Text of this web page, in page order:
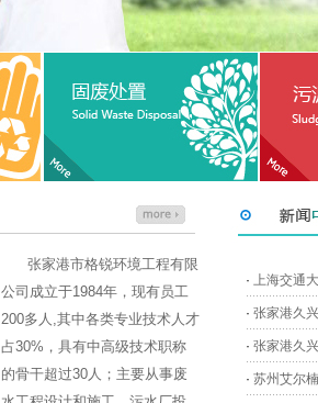
张家港市格锐环境工程有限
公司成立于1984年，现有员工
200多人,其中各类专业技术人才
占30%，具有中高级技术职称
的骨干超过30人；主要从事废
· 上海交通
· 张家港久
· 张家港久
· 苏州艾尔